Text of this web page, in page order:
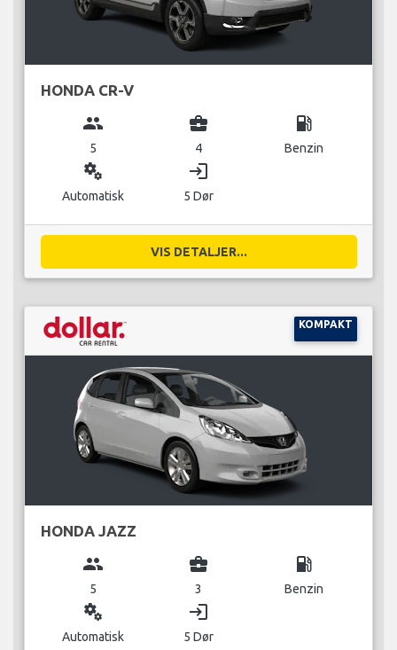
HONDA CR-V
group
5
business_center
4
local_gas_station
Benzin
miscellaneous_services
Automatisk
login
5 Dør
VIS DETALJER...
KOMPAKT
HONDA JAZZ
group
5
business_center
3
local_gas_station
Benzin
miscellaneous_services
Automatisk
login
5 Dør